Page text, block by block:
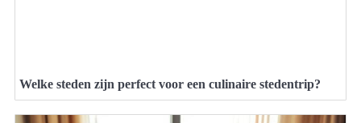
Welke steden zijn perfect voor een culinaire stedentrip?